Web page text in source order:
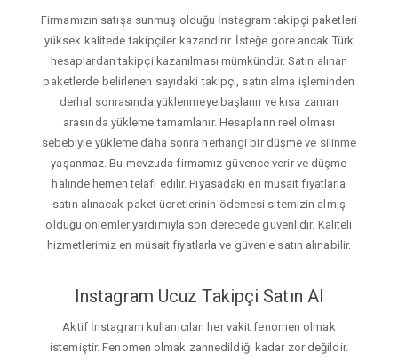
Firmamızın satışa sunmuş olduğu İnstagram takipçi paketleri
yüksek kalitede takipçiler kazandırır. İsteğe gore ancak Türk
hesaplardan takipçi kazanılması mümkündür. Satın alınan
paketlerde belirlenen sayıdaki takipçi, satın alma işleminden
derhal sonrasında yüklenmeye başlanır ve kısa zaman
arasında yükleme tamamlanır. Hesapların reel olması
sebebiyle yükleme daha sonra herhangi bir düşme ve silinme
yaşanmaz. Bu mevzuda firmamız güvence verir ve düşme
halinde hemen telafi edilir. Piyasadaki en müsait fiyatlarla
satın alınacak paket ücretlerinin ödemesi sitemizin almış
olduğu önlemler yardımıyla son derecede güvenlidir. Kaliteli
hizmetlerimiz en müsait fiyatlarla ve güvenle satın alınabilir.
Instagram Ucuz Takipçi Satın Al
Aktif İnstagram kullanıcıları her vakit fenomen olmak
istemiştir. Fenomen olmak zannedildiği kadar zor değildir.